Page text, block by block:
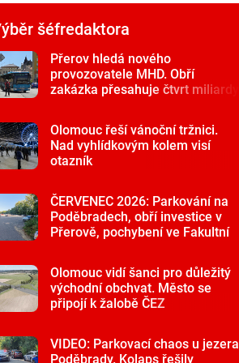
šéfredaktora
Přerov hledá nového
provozovatele MHD. Obří
zakázka přesahuje čtvrt miliardy
Olomouc řeší vánoční tržnici.
Nad vyhlídkovým kolem visí
otazník
ČERVENEC 2026: Parkování na
Poděbradech, obří investice v
Přerově, pochybení ve Fakultní
Olomouc vidí šanci pro důležitý
východní obchvat. Město se
připojí k žalobě ČEZ
VIDEO: Parkovací chaos u jezera
Poděbrady. Kolaps řešily